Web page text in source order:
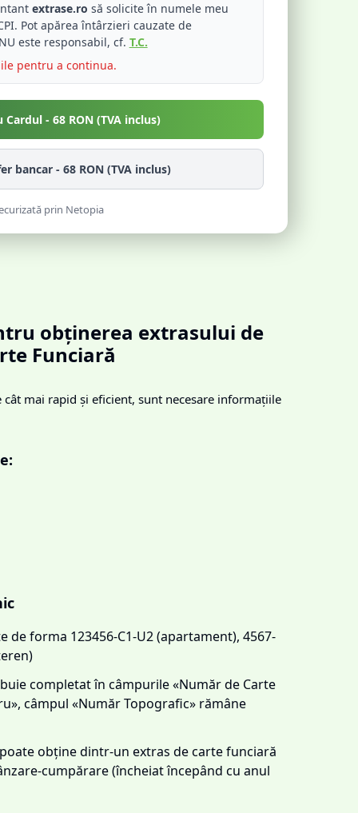
extrase.ro să solicite în numele meu
Pot apărea întârzieri cauzate de
este responsabil, cf. T.C.
pentru a continua.
Cardul - 68 RON (TVA inclus)
bancar - 68 RON (TVA inclus)
prin Netopia
obținerea extrasului de
Funciară
cât mai rapid și eficient, sunt necesare informațiile
forma 123456-C1-U2 (apartament), 4567-
completat în câmpurile «Număr de Carte
câmpul «Număr Topografic» rămâne
obține dintr-un extras de carte funciară
cumpărare (încheiat începând cu anul